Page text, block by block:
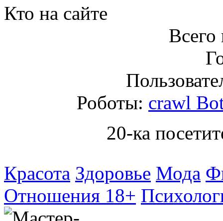
Кто на сайте
Всего
Роботы: crawl
20-ка
Красота Здоровье Мода
Отношения 18+